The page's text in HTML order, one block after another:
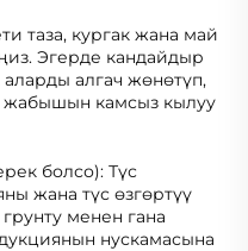
таза, кургак жана май
Эгерде кандайдыр
алгач жөнөтүп,
жабышын камсыз кылуу
болсо): Түс
жана түс өзгөртүү
менен гана
нускамасына